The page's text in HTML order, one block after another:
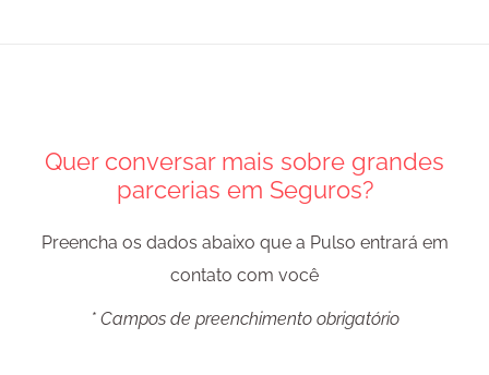
Quer conversar mais sobre grandes
parcerias em Seguros?
Preencha os dados abaixo que a Pulso entrará em
contato com você
* Campos de preenchimento obrigatório